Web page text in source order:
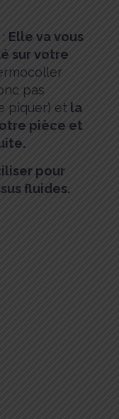
Elle va vous
sur votre
pas
piquer) et la
pièce et
pour
fluides.